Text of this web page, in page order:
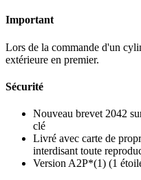
Important
Lors de la commande d'un
extérieure en premier.
Sécurité
Nouveau brevet 2042
clé
Livré avec carte de
interdisant toute
Version A2P*(1) (1